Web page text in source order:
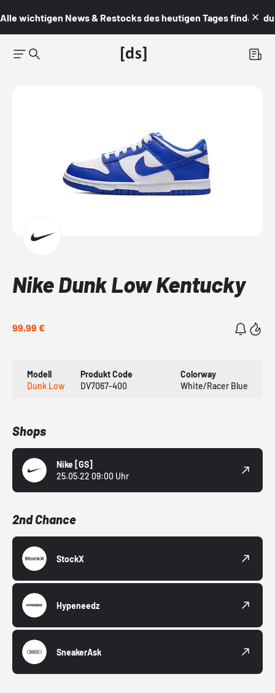
Alle wichtigen News & Restocks des heutigen Tages findest du
Nike Dunk Low Kentucky
99,99 €
Modell
Dunk Low
Produkt Code
DV7067-400
Colorway
White/Racer Blue
Shops
Nike [GS]
25.05.22 09:00 Uhr
2nd Chance
StockX
Hypeneedz
SneakerAsk